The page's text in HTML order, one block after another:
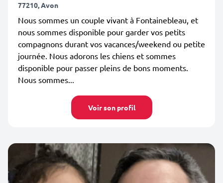
77210, Avon
Nous sommes un couple vivant à Fontainebleau, et
nous sommes disponible pour garder vos petits
compagnons durant vos vacances/weekend ou petite
journée. Nous adorons les chiens et sommes
disponible pour passer pleins de bons moments.
Nous sommes...
Voir son profil